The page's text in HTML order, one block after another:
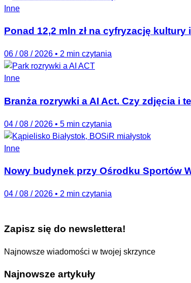
Inne
Ponad 12,2 mln zł na cyfryzację
06 / 08 / 2026 • 2 min czytania
Inne
Branża rozrywki a AI Act. Czy zdjęcia i
04 / 08 / 2026 • 5 min czytania
Inne
Nowy budynek przy Ośrodku Sportów
04 / 08 / 2026 • 2 min czytania
Zapisz się do newslettera!
Najnowsze wiadomości w twojej skrzynce
Najnowsze artykuły